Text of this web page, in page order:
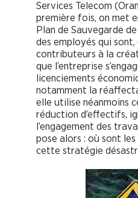
Services Telecom
première fois, on met
Plan de Sauvegarde
des employés qui sont,
contributeurs à la
que l’entreprise
licenciements
notamment la
elle utilise néanmoins
réduction d’effectifs,
l’engagement des
pose alors : où sont les
cette stratégie